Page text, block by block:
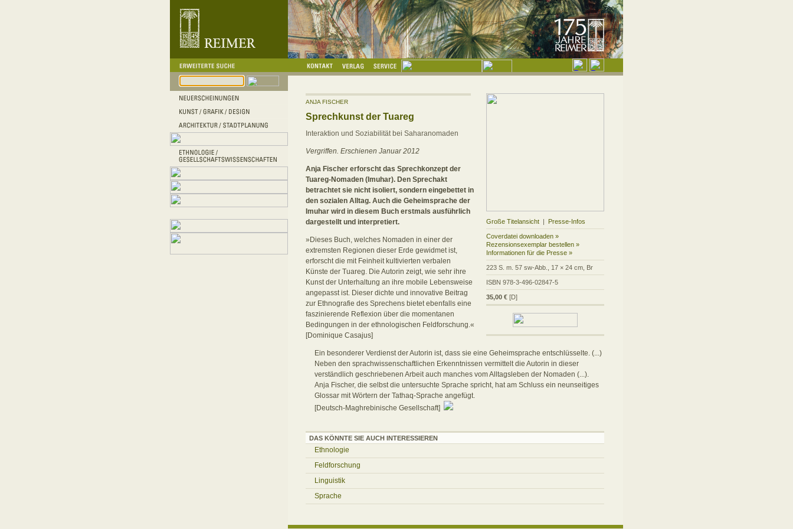
Große Titelansicht | Presse-Infos
Coverdatei downloaden »
Rezensionsexemplar bestellen »
Informationen für die Presse »
223 S. m. 57 sw-Abb., 17 × 24 cm, Br
ISBN 978-3-496-02847-5
35,00 € [D]
ANJA FISCHER
Sprechkunst der Tuareg
Interaktion und Soziabilität bei Saharanomaden
Vergriffen. Erschienen Januar 2012
Anja Fischer erforscht das Sprechkonzept der
Tuareg-Nomaden (Imuhar). Den Sprechakt
betrachtet sie nicht isoliert, sondern eingebettet in
den sozialen Alltag. Auch die Geheimsprache der
Imuhar wird in diesem Buch erstmals ausführlich
dargestellt und interpretiert.
»Dieses Buch, welches Nomaden in einer der
extremsten Regionen dieser Erde gewidmet ist,
erforscht die mit Feinheit kultivierten verbalen
Künste der Tuareg. Die Autorin zeigt, wie sehr ihre
Kunst der Unterhaltung an ihre mobile Lebensweise
angepasst ist. Dieser dichte und innovative Beitrag
zur Ethnografie des Sprechens bietet ebenfalls eine
faszinierende Reflexion über die momentanen
Bedingungen in der ethnologischen Feldforschung.«
[Dominique Casajus]
Ein besonderer Verdienst der Autorin ist, dass sie eine Geheimsprache entschlüsselte. (...)
Neben den sprachwissenschaftlichen Erkenntnissen vermittelt die Autorin in dieser
verständlich geschriebenen Arbeit auch manches vom Alltagsleben der Nomaden (...).
Anja Fischer, die selbst die untersuchte Sprache spricht, hat am Schluss ein neunseitiges
Glossar mit Wörtern der Tathaq-Sprache angefügt.
[Deutsch-Maghrebinische Gesellschaft]
DAS KÖNNTE SIE AUCH INTERESSIEREN
Ethnologie
Feldforschung
Linguistik
Sprache